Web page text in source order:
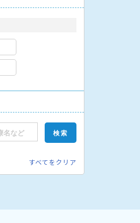
すべてをクリア